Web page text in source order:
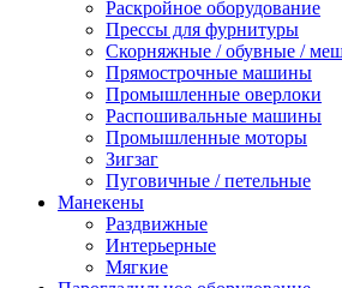
Раскройное оборудование
Прессы для фурнитуры
Скорняжные / обувные /
Прямострочные машины
Промышленные оверлоки
Распошивальные машины
Промышленные моторы
Зигзаг
Пуговичные / петельные
Манекены
Раздвижные
Интерьерные
Мягкие